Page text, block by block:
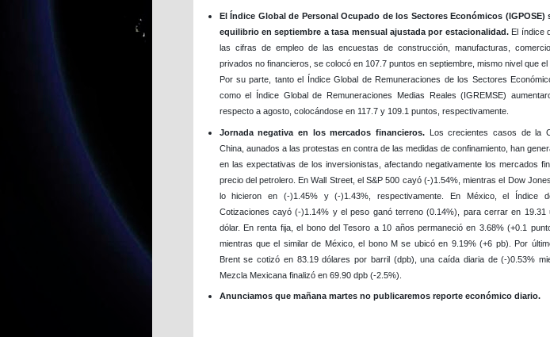
El Índice Global de Personal Ocupado de los Sectores Económicos (IGPOSE)
equilibrio en septiembre a tasa mensual ajustada por estacionalidad.El índice
las cifras de empleo de las encuestas de construcción, manufacturas,
privados no financieros, se colocó en 107.7 puntos en septiembre, mismo nivel que el
Por su parte, tanto el Índice Global de Remuneraciones de los Sectores
como el Índice Global de Remuneraciones Medias Reales (IGREMSE)
respecto a agosto, colocándose en 117.7 y 109.1 puntos, respectivamente.
Jornada negativa en los mercados financieros.Los crecientes casos de la
China, aunados a las protestas en contra de las medidas de confinamiento, han
en las expectativas de los inversionistas, afectando negativamente los mercados
precio del petrolero. En Wall Street, el S&P 500 cayó (-)1.54%, mientras el Dow
lo hicieron en (-)1.45% y (-)1.43%, respectivamente. En México, el Índice
Cotizaciones cayó (-)1.14% y el peso ganó terreno (0.14%), para cerrar en 19.31
dólar. En renta fija, el bono del Tesoro a 10 años permaneció en 3.68% (+0.1
mientras que el similar de México, el bono M se ubicó en 9.19% (+6 pb). Por
Brent se cotizó en 83.19 dólares por barril (dpb), una caída diaria de (-)0.53%
Mezcla Mexicana finalizó en 69.90 dpb (-2.5%).
Anunciamos que mañana martes no publicaremos reporte económico diario.